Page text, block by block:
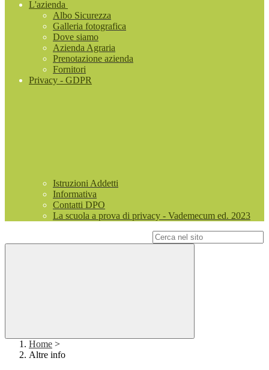
L'azienda
Albo Sicurezza
Galleria fotografica
Dove siamo
Azienda Agraria
Prenotazione azienda
Fornitori
Privacy - GDPR
Istruzioni Addetti
Informativa
Contatti DPO
La scuola a prova di privacy - Vademecum ed. 2023
Home >
Altre info